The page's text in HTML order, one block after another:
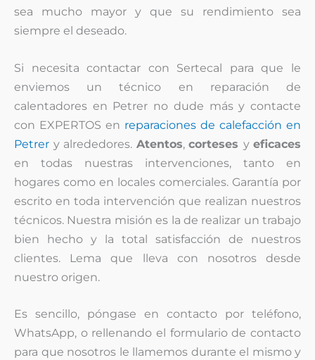
sea mucho mayor y que su rendimiento sea
siempre el deseado.
Si necesita contactar con Sertecal para que le
enviemos un técnico en reparación de
calentadores en Petrer no dude más y contacte
con EXPERTOS en reparaciones de calefacción en
Petrer y alrededores. Atentos, corteses y eficaces
en todas nuestras intervenciones, tanto en
hogares como en locales comerciales. Garantía por
escrito en toda intervención que realizan nuestros
técnicos. Nuestra misión es la de realizar un trabajo
bien hecho y la total satisfacción de nuestros
clientes. Lema que lleva con nosotros desde
nuestro origen.
Es sencillo, póngase en contacto por teléfono,
WhatsApp, o rellenando el formulario de contacto
para que nosotros le llamemos durante el mismo y